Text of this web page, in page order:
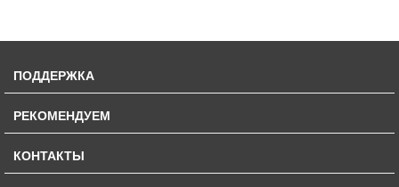
ПОДДЕРЖКА
РЕКОМЕНДУЕМ
КОНТАКТЫ